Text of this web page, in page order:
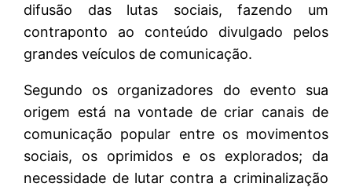
difusão das lutas sociais, fazendo um
contraponto ao conteúdo divulgado pelos
grandes veículos de comunicação.
Segundo os organizadores do evento sua
origem está na vontade de criar canais de
comunicação popular entre os movimentos
sociais, os oprimidos e os explorados; da
necessidade de lutar contra a criminalização